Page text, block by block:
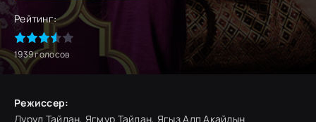
Рейтинг:
1939голосов
Режиссер:
Дурул Тайлан, Ягмур Тайлан, Ягыз Алп Акайдын